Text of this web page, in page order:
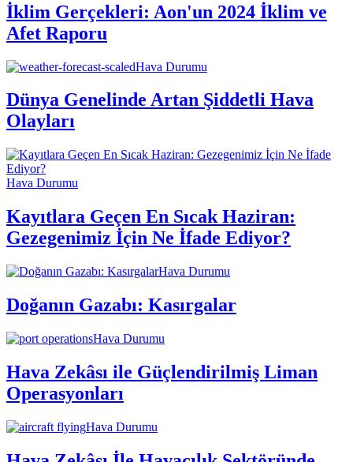
İklim Gerçekleri: Aon'un 2024 İklim ve
Afet Raporu
Hava Durumu
Dünya Genelinde Artan Şiddetli Hava
Olayları
Hava Durumu
Kayıtlara Geçen En Sıcak Haziran:
Gezegenimiz İçin Ne İfade Ediyor?
Hava Durumu
Doğanın Gazabı: Kasırgalar
Hava Durumu
Hava Zekâsı ile Güçlendirilmiş Liman
Operasyonları
Hava Durumu